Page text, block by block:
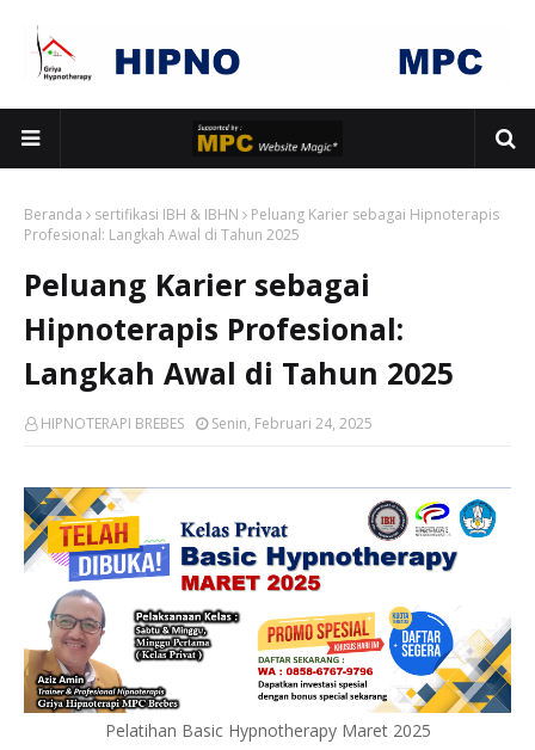
Beranda sertifikasi IBH & IBHN
Peluang Karier sebagai Hipnoterapis
Profesional: Langkah Awal di Tahun 2025
Peluang Karier sebagai
Hipnoterapis Profesional:
Langkah Awal di Tahun 2025
HIPNOTERAPI BREBES Senin, Februari 24, 2025
Pelatihan Basic Hypnotherapy Maret 2025